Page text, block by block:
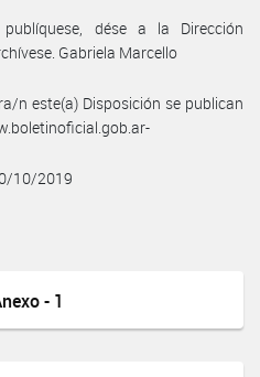
publíquese, dése a la Dirección
Gabriela Marcello
n este(a) Disposición se publican
10/2019
- 1